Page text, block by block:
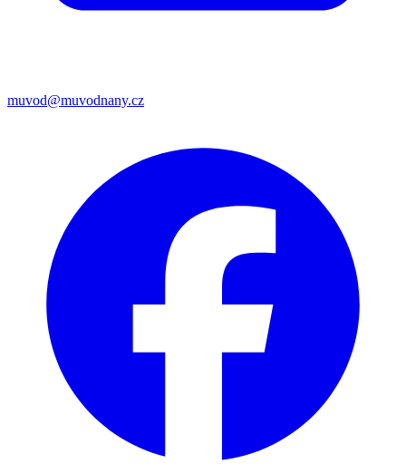
muvod@muvodnany.cz